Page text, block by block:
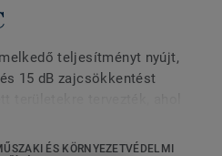
teljesítményt nyújt,
15 dB zajcsökkentést
rendkívül
a foltoknak és a
ÉS KÖRNYEZETVÉDELMI